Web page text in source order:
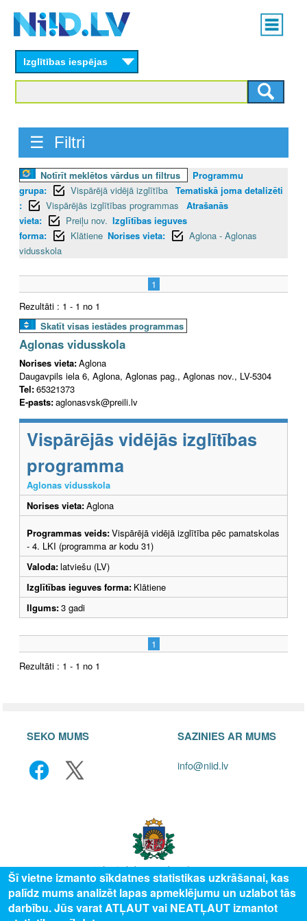
content
Main
menu
Izglītības iespējas
☰ Filtri
Notīrīt meklētos vārdus un filtrus
Programmu
grupa:
Vispārējā vidējā izglītība Tematiskā joma detalizēti
:
Vispārējās izglītības programmas
Atrašanās
vieta:
Preiļu nov. Izglītības ieguves
forma:
Klātiene Norises vieta:
Aglona - Aglonas
vidusskola
1
Rezultāti : 1 - 1 no 1
Skatīt visas iestādes programmas
Aglonas vidusskola
Norises vieta:Aglona
Daugavpils iela 6, Aglona, Aglonas pag., Aglonas nov., LV-5304
Tel:65321373
E-pasts:aglonasvsk@preili.lv
Vispārējās vidējās izglītības
programma
Aglonas vidusskola
Norises vieta:Aglona
Programmas veids:Vispārējā vidējā izglītība pēc pamatskolas
- 4. LKI (programma ar kodu 31)
Valoda:latviešu (LV)
Izglītības ieguves forma: Klātiene
Ilgums:3 gadi
1
Rezultāti : 1 - 1 no 1
SEKO MUMS SAZINIES AR MUMS
info@niid.lv
© 2025 Valsts izglītības attīstības aģentūra, publicētā satura visas tiesības
Šī vietne izmanto sīkdatnes statistikas uzkrāšanai, kas
palīdz mums analizēt lapas apmeklējumu un uzlabot tās
darbību. Jūs varat ATĻAUT vai NEATĻAUT izmantot